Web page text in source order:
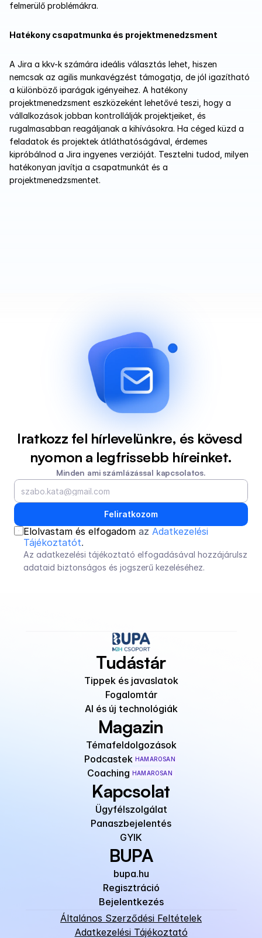
felmerülő problémákra.
Hatékony csapatmunka és projektmenedzsment
A Jira a kkv-k számára ideális választás lehet, hiszen
nemcsak az agilis munkavégzést támogatja, de jól igazítható
a különböző iparágak igényeihez. A hatékony
projektmenedzsment eszközeként lehetővé teszi, hogy a
vállalkozások jobban kontrollálják projektjeiket, és
rugalmasabban reagáljanak a kihívásokra. Ha céged küzd a
feladatok és projektek átláthatóságával, érdemes
kipróbálnod a Jira ingyenes verzióját. Tesztelni tudod, milyen
hatékonyan javítja a csapatmunkát és a
projektmenedzsmentet.
Iratkozz fel hírlevelünkre, és kövesd
nyomon a legfrissebb híreinket.
Minden ami számlázással kapcsolatos.
Feliratkozom
Elolvastam és elfogadom az Adatkezelési
Tájékoztatót.
Az adatkezelési tájékoztató elfogadásával hozzájárulsz
adataid biztonságos és jogszerű kezeléséhez.
Tudástár
Tippek és javaslatok
Fogalomtár
AI és új technológiák
Magazin
Témafeldolgozások
Podcastek HAMAROSAN
Coaching HAMAROSAN
Kapcsolat
Ügyfélszolgálat
Panaszbejelentés
GYIK
BUPA
bupa.hu
Regisztráció
Bejelentkezés
Általános Szerződési Feltételek
Adatkezelési Tájékoztató